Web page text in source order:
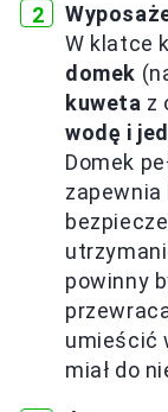
W klatce
domek
kuweta z
wodę i
Domek
powinny
umieścić
miał do